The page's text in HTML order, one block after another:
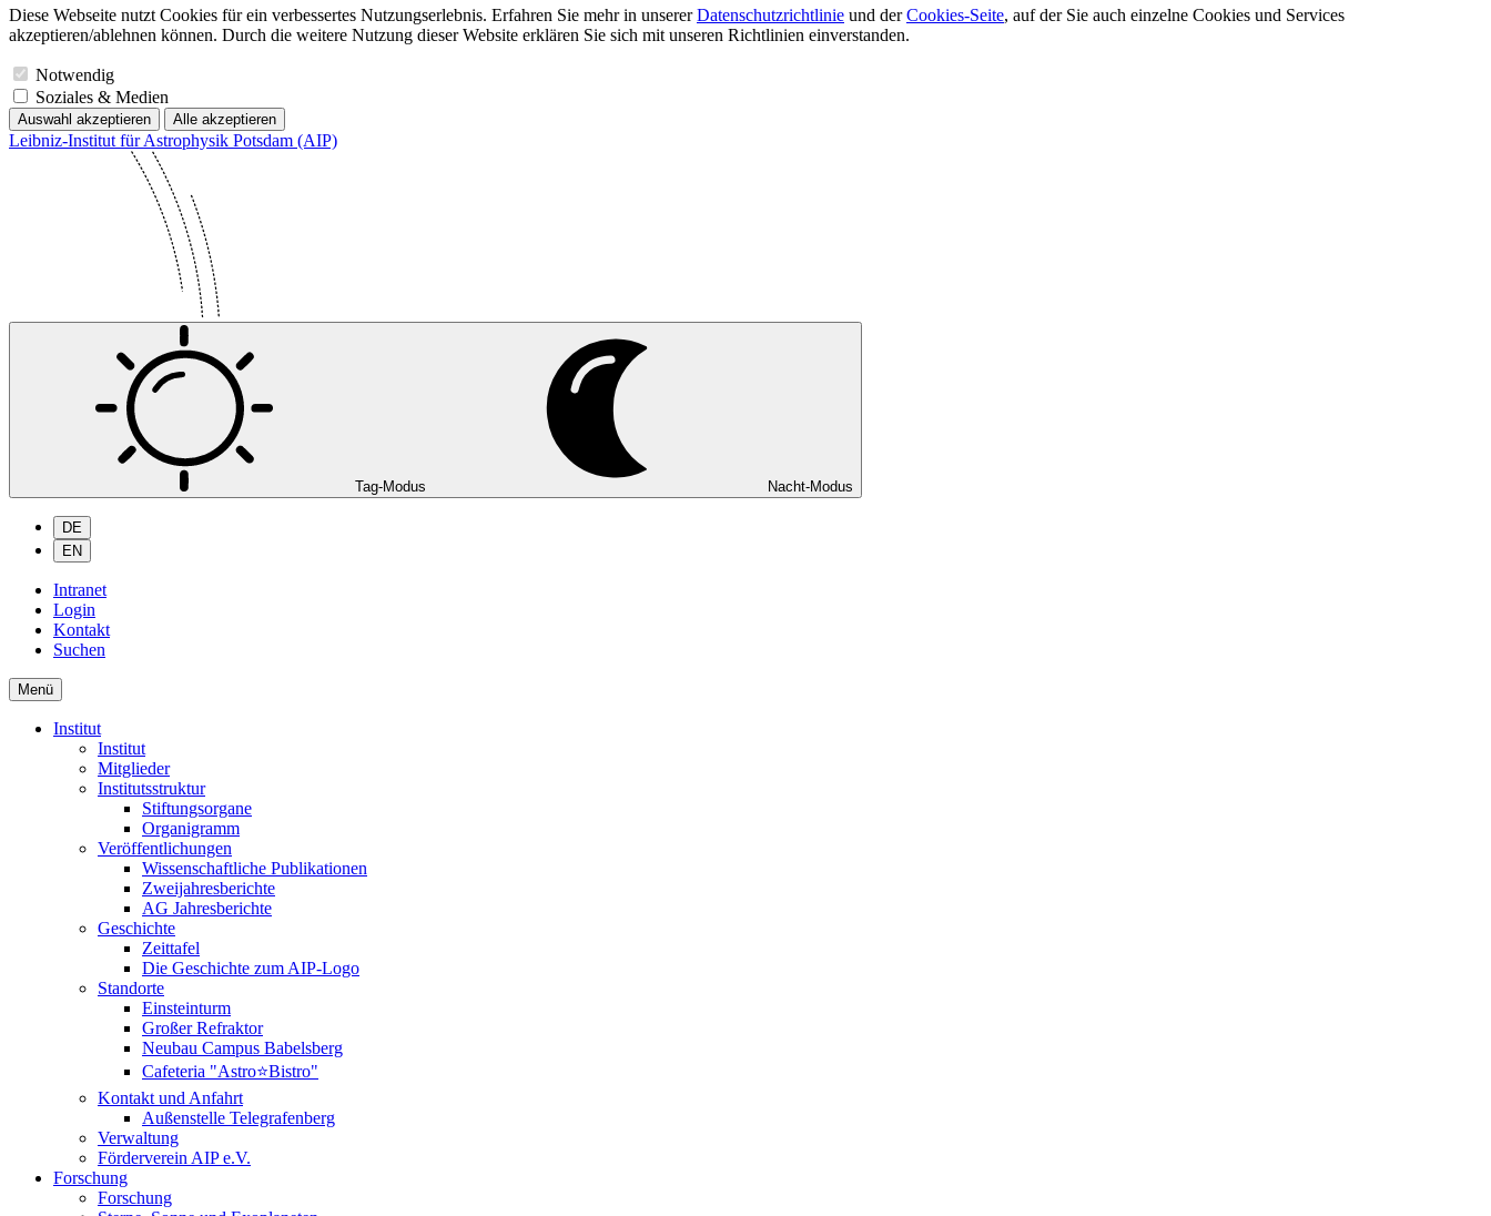
Diese Webseite nutzt Cookies für ein verbessertes Nutzungserlebnis. Erfahren Sie mehr in unsererDatenschutzrichtlinie und derCookies-Seite, auf der Sie auch einzelne Cookies und Services
akzeptieren/ablehnen können. Durch die weitere Nutzung dieser Website erklären Sie sich mit unseren Richtlinien einverstanden.
Notwendig
Soziales & Medien
Auswahl akzeptieren Alle akzeptieren
Leibniz-Institut für Astrophysik Potsdam (AIP)
Tag-Modus Nacht-Modus
DE
EN
Intranet
Login
Kontakt
Suchen
Menü
Institut
Institut
Mitglieder
Institutsstruktur
Stiftungsorgane
Organigramm
Veröffentlichungen
Wissenschaftliche Publikationen
Zweijahresberichte
AG Jahresberichte
Geschichte
Zeittafel
Die Geschichte zum AIP-Logo
Standorte
Einsteinturm
Großer Refraktor
Neubau Campus Babelsberg
Cafeteria "Astro⭐Bistro"
Kontakt und Anfahrt
Außenstelle Telegrafenberg
Verwaltung
Förderverein AIP e.V.
Forschung
Forschung